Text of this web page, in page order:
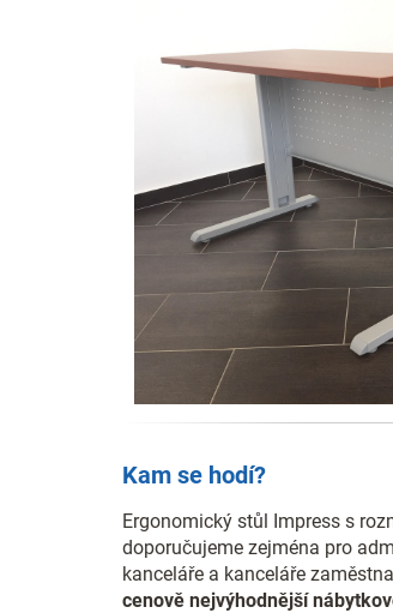
Kam se hodí?
Ergonomický stůl Impress s
doporučujeme zejména pro
kanceláře a kanceláře
cenově nejvýhodnější